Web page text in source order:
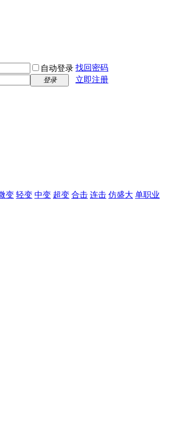
自动登录 找回密码
登录
立即注册
变 轻变 中变 超变 合击 连击 仿盛大 单职业